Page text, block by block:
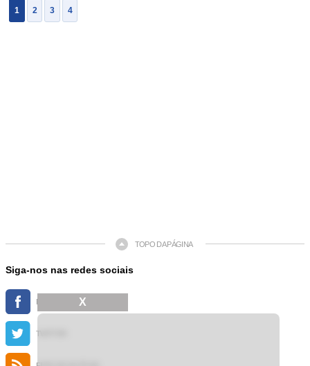
1 2 3 4
TOPO DA PÁGINA
Siga-nos nas redes sociais
FACEBOOK
TWITTER
X